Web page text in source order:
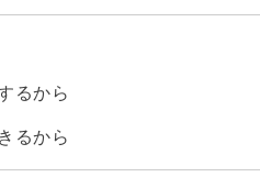
るから
るから